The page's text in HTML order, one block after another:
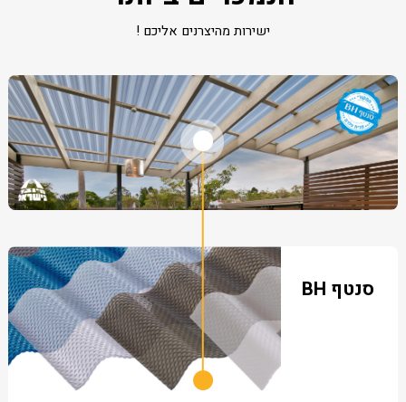
ישירות מהיצרנים אליכם !
סנטף BH